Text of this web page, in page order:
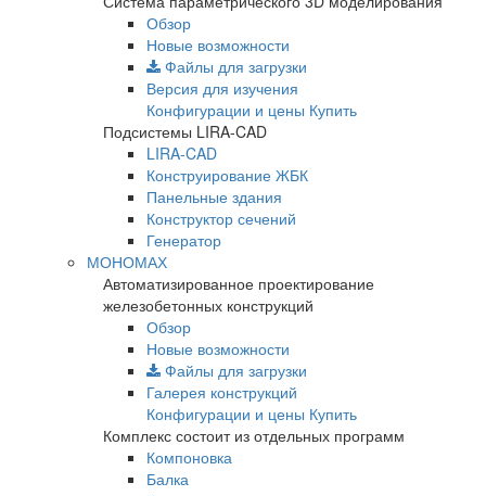
Обзор
Новые возможности
Файлы для загрузки
Версия для изучения
Конфигурации и цены Купить
Подсистемы LIRA-CAD
LIRA-CAD
Конструирование ЖБК
Панельные здания
Конструктор сечений
Генератор
МОНОМАХ
Автоматизированное проектирование
железобетонных конструкций
Обзор
Новые возможности
Файлы для загрузки
Галерея конструкций
Конфигурации и цены Купить
Комплекс состоит из отдельных программ
Компоновка
Балка